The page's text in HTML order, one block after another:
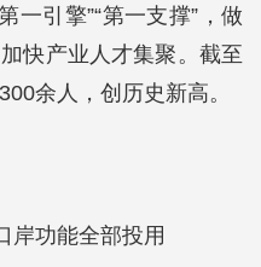
一引擎”“第一支撑”，做
快产业人才集聚。截至
余人，创历史新高。
岸功能全部投用